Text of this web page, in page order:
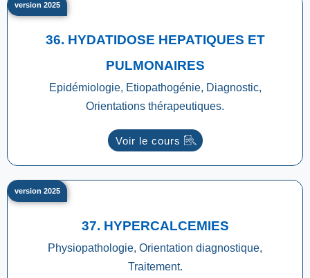
36. HYDATIDOSE HEPATIQUES ET
PULMONAIRES
Epidémiologie, Etiopathogénie, Diagnostic,
Orientations thérapeutiques.
Voir le cours
version 2025
37. HYPERCALCEMIES
Physiopathologie, Orientation diagnostique,
Traitement.
version 2025